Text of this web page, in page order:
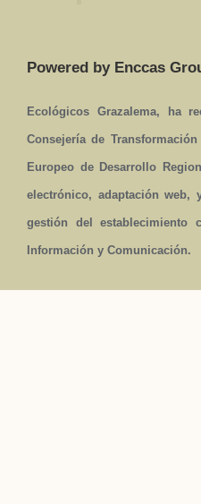
Powered by Enccas
Ecológicos Grazalema, ha
Consejería de
Europeo de Desarrollo
electrónico, adaptación
gestión del establecimiento
Información y Comunicación.